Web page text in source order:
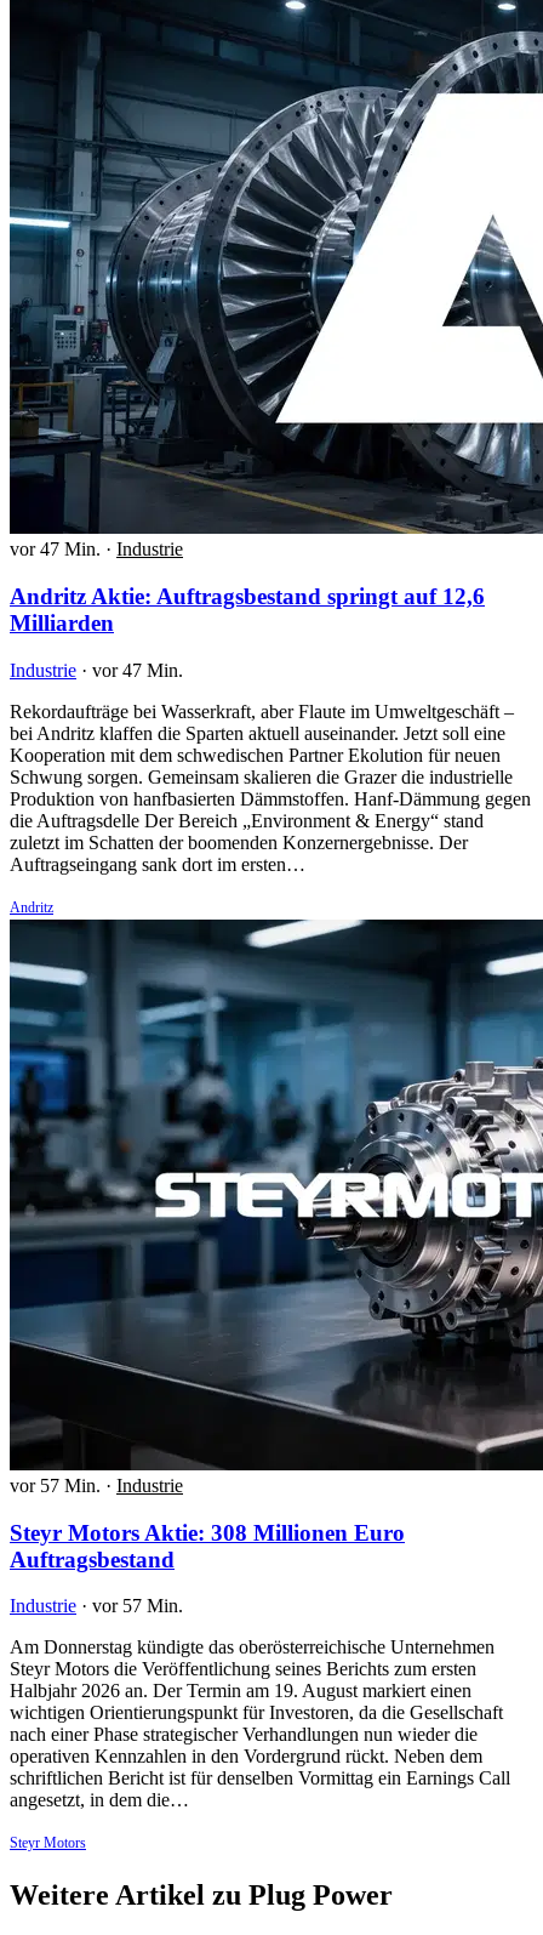
vor 47 Min. · Industrie
Andritz Aktie: Auftragsbestand springt auf 12,6
Milliarden
Industrie · vor 47 Min.
Rekordaufträge bei Wasserkraft, aber Flaute im Umweltgeschäft –
bei Andritz klaffen die Sparten aktuell auseinander. Jetzt soll eine
Kooperation mit dem schwedischen Partner Ekolution für neuen
Schwung sorgen. Gemeinsam skalieren die Grazer die industrielle
Produktion von hanfbasierten Dämmstoffen. Hanf-Dämmung gegen
die Auftragsdelle Der Bereich „Environment & Energy“ stand
zuletzt im Schatten der boomenden Konzernergebnisse. Der
Auftragseingang sank dort im ersten…
Andritz
vor 57 Min. · Industrie
Steyr Motors Aktie: 308 Millionen Euro
Auftragsbestand
Industrie · vor 57 Min.
Am Donnerstag kündigte das oberösterreichische Unternehmen
Steyr Motors die Veröffentlichung seines Berichts zum ersten
Halbjahr 2026 an. Der Termin am 19. August markiert einen
wichtigen Orientierungspunkt für Investoren, da die Gesellschaft
nach einer Phase strategischer Verhandlungen nun wieder die
operativen Kennzahlen in den Vordergrund rückt. Neben dem
schriftlichen Bericht ist für denselben Vormittag ein Earnings Call
angesetzt, in dem die…
Steyr Motors
Weitere Artikel zu Plug Power